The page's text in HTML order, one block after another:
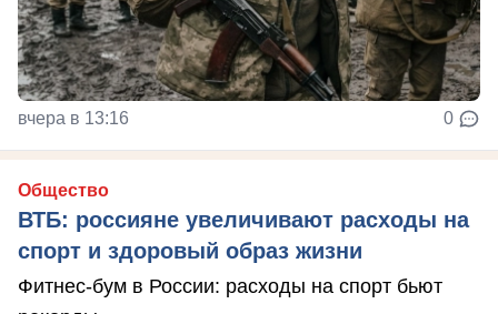
вчера в 13:16 0
Общество
ВТБ: россияне увеличивают расходы на
спорт и здоровый образ жизни
Фитнес-бум в России: расходы на спорт бьют